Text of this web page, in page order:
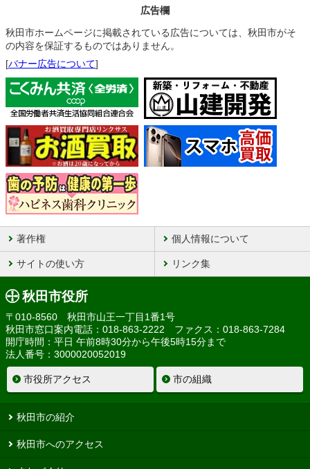
広告欄
秋田市ホームページに掲載されている広告については、秋田市がそ
の内容を保証するものではありません。
[バナー広告について]
著作権 個人情報について
サイトの使い方 リンク集
秋田市役所
〒010-8560 秋田市山王一丁目1番1号
秋田市窓口案内電話：018-863-2222 ファクス：018-863-7284
開庁時間：平日 午前8時30分から午後5時15分まで
法人番号：3000020052019
市役所アクセス 市の組織
秋田市の紹介
秋田市へのアクセス